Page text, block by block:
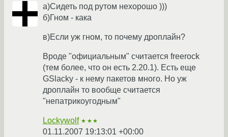
а)Сидеть под рутом нехорошо )))
б)Гном - кака
в)Если уж гном, то почему дроплайн?
Вроде "официальным" считается freerock
(тем более, что он есть 2.20.1). Есть еще
GSlacky - к нему пакетов много. Но уж
дроплайн то вообще считается
"непатрикоугодным"
Lockywolf ★★★
01.11.2007 19:13:01 +00:00